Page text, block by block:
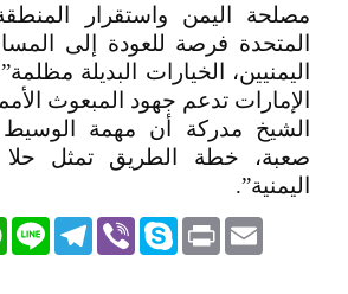
مصلحة اليمن واستقرار
المتحدة فرصة للعودة إلى
اليمنيين، الخيارات البديلة
الإمارات تدعم جهود المبعوث
الشيخ مدركة أن مهمة الوسيط
صعبة، خطة الطريق تمثل حلا
اليمنية”.
Line
Telegram ViberSkype PrintEmail